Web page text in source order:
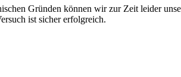
Gründen können wir zur Zeit leider
ist sicher erfolgreich.